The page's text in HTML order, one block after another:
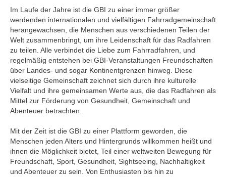
Im Laufe der Jahre ist die GBI zu einer immer größer
werdenden internationalen und vielfältigen Fahrradgemeinschaft
herangewachsen, die Menschen aus verschiedenen Teilen der
Welt zusammenbringt, um ihre Leidenschaft für das Radfahren
zu teilen. Alle verbindet die Liebe zum Fahrradfahren, und
regelmäßig entstehen bei GBI-Veranstaltungen Freundschaften
über Landes- und sogar Kontinentgrenzen hinweg. Diese
vielseitige Gemeinschaft zeichnet sich durch ihre kulturelle
Vielfalt und ihre gemeinsamen Werte aus, die das Radfahren als
Mittel zur Förderung von Gesundheit, Gemeinschaft und
Abenteuer betrachten.
Mit der Zeit ist die GBI zu einer Plattform geworden, die
Menschen jeden Alters und Hintergrunds willkommen heißt und
ihnen die Möglichkeit bietet, Teil einer weltweiten Bewegung für
Freundschaft, Sport, Gesundheit, Sightseeing, Nachhaltigkeit
und Abenteuer zu sein. Von Enthusiasten bis hin zu